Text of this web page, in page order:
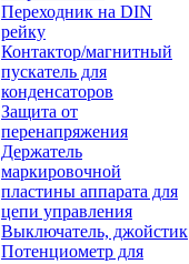
Переходник на DIN
рейку
Контактор/магнитный
пускатель для
конденсаторов
Защита от
перенапряжения
Держатель
маркировочной
пластины аппарата для
цепи управления
Выключатель, джойстик
Потенциометр для